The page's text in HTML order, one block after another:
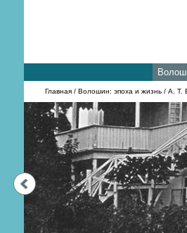
Главная/ Волошин: эпоха и жизнь/ А. Т.